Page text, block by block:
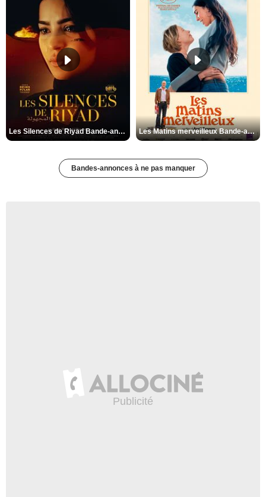
Les Silences de Riyad Bande-annonce VO STFR Les Matins merveilleux Bande-annonce VF
Bandes-annonces à ne pas manquer